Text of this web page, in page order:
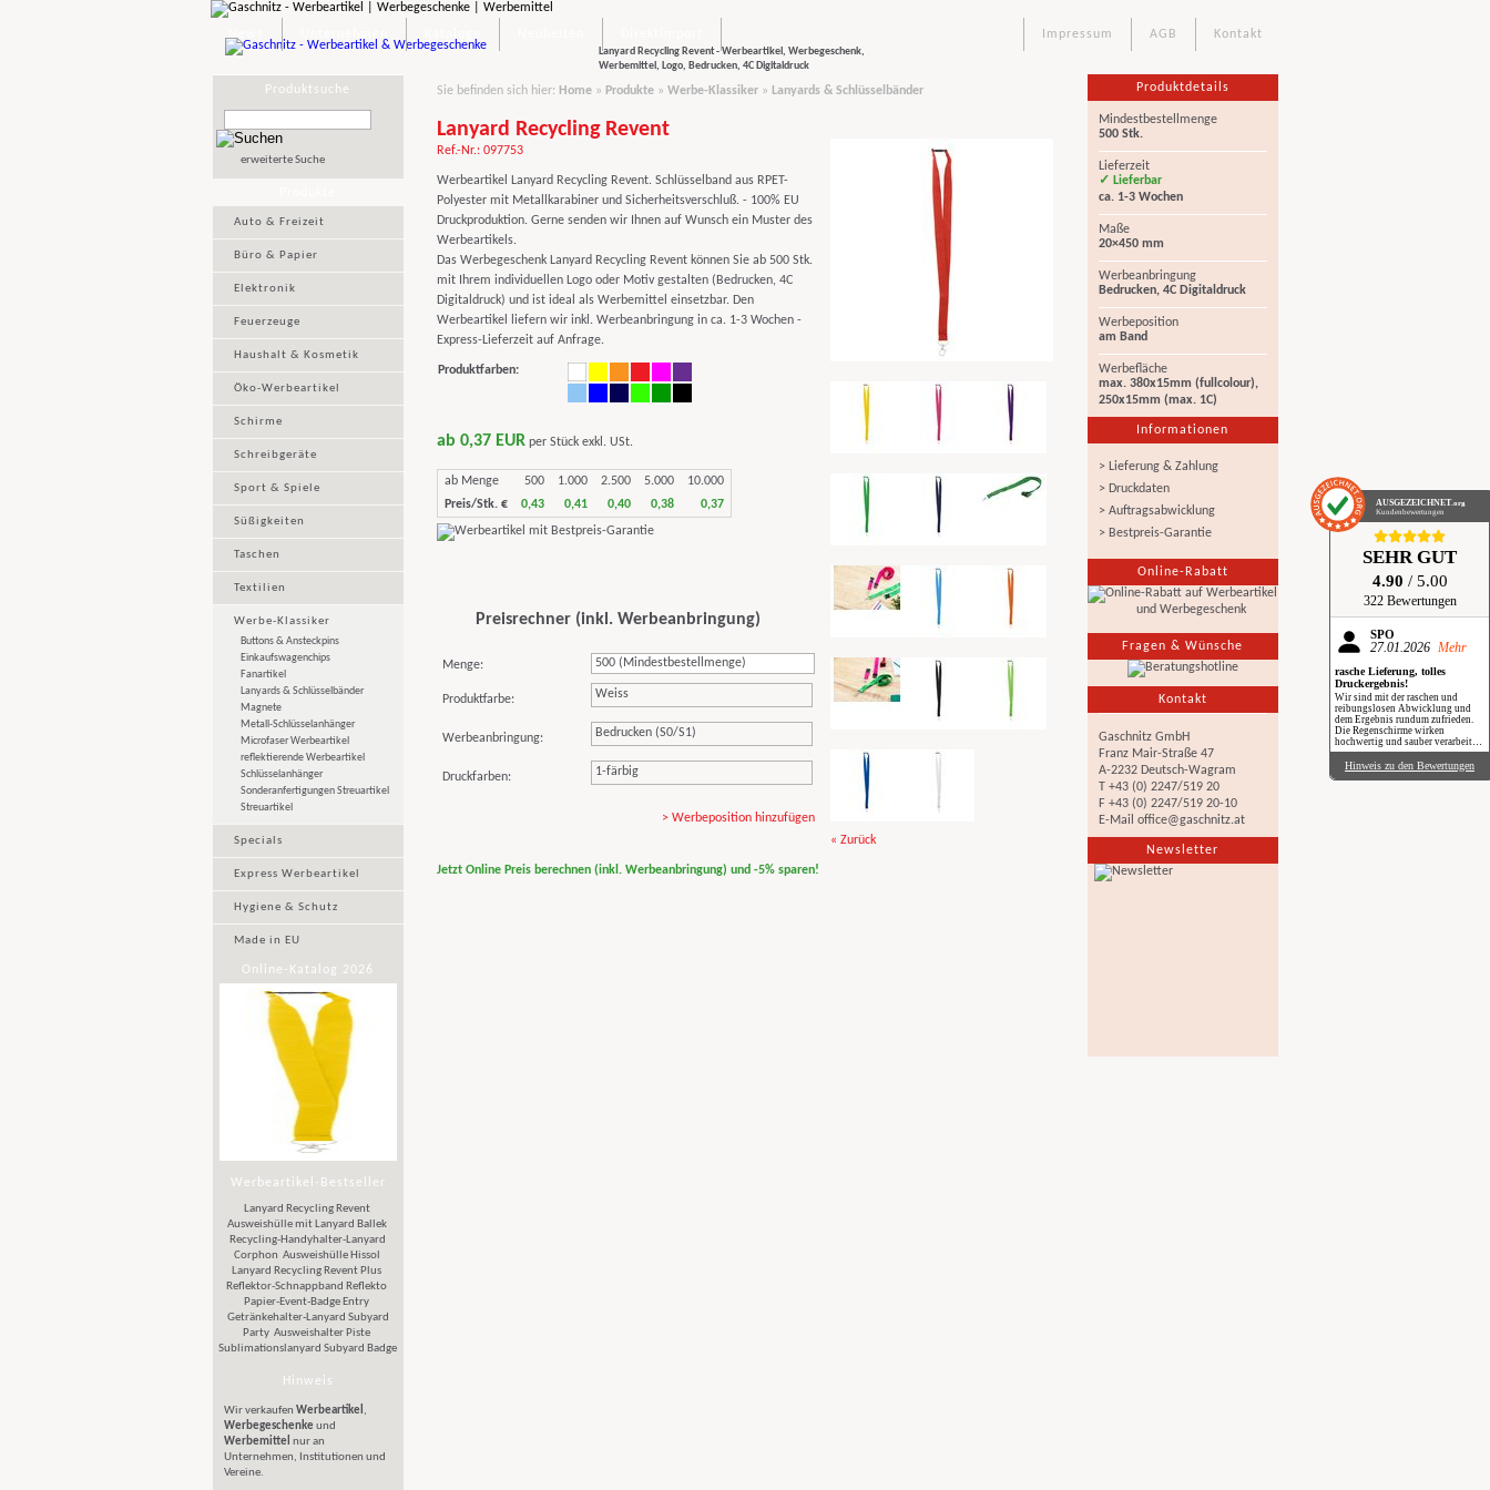
AUSGEZEICHNET.org
Kundenbewertungen
SEHR GUT
4.90 / 5.00
322 Bewertungen
SPÖ
27.01.2026 Mehr
rasche Lieferung, tolles
Druckergebnis!
Wir sind mit der raschen und
reibungslosen Abwicklung und
dem Ergebnis rundum zufrieden.
Die Regenschirme wirken
hochwertig und sauber verarbeitet.
Besonders positiv: Der Druck ist
gestochen scharf, farbintensiv und
auch bei genauerem Hinsehen sehr
Hinweis zu den Bewertungen
Lanyard Recycling Revent - Werbeartikel, Werbegeschenk,
Werbemittel, Logo, Bedrucken, 4C Digitaldruck
Kontakt
AGB
Impressum
Produktsuche
erweiterte Suche
Auto & Freizeit
Büro & Papier
Elektronik
Feuerzeuge
Haushalt & Kosmetik
Öko-Werbeartikel
Schirme
Schreibgeräte
Sport & Spiele
Süßigkeiten
Taschen
Textilien
Werbe-Klassiker
Buttons & Ansteckpins
Einkaufswagenchips
Fanartikel
Lanyards & Schlüsselbänder
Magnete
Metall-Schlüsselanhänger
Microfaser Werbeartikel
reflektierende Werbeartikel
Schlüsselanhänger
Sonderanfertigungen Streuartikel
Streuartikel
Specials
Express Werbeartikel
Hygiene & Schutz
Made in EU
Online-Katalog 2026
Werbeartikel-Bestseller
Lanyard Recycling Revent
Ausweishülle mit Lanyard Ballek
Recycling-Handyhalter-Lanyard
Corphon Ausweishülle Hissol
Lanyard Recycling Revent Plus
Reflektor-Schnappband Reflekto
Papier-Event-Badge Entry
Getränkehalter-Lanyard Subyard
Party Ausweishalter Piste
Sublimationslanyard Subyard Badge
Hinweis
Wir verkaufen Werbeartikel ,
Werbegeschenkeund
Werbemittel nur an
Unternehmen, Institutionen und
Vereine.
Sie befinden sich hier: Home» Produkte» Werbe-Klassiker» Lanyards & Schlüsselbänder
Lanyard Recycling Revent
Ref.-Nr.: 097753
Werbeartikel Lanyard Recycling Revent. Schlüsselband aus RPET-
Polyester mit Metallkarabiner und Sicherheitsverschluß. - 100% EU
Druckproduktion. Gerne senden wir Ihnen auf Wunsch ein Muster des
Werbeartikels.
Das Werbegeschenk Lanyard Recycling Revent können Sie ab 500 Stk.
mit Ihrem individuellen Logo oder Motiv gestalten (Bedrucken, 4C
Digitaldruck) und ist ideal als Werbemittel einsetzbar. Den
Werbeartikel liefern wir inkl. Werbeanbringung in ca. 1-3 Wochen -
Express-Lieferzeit auf Anfrage.
Produktfarben:
ab 0,37 EURper Stück exkl. USt.
ab Menge 500 1.000 2.500 5.000
10.000
Preis/Stk. €
0,43 0,41 0,40 0,38 0,37
Preisrechner (inkl. Werbeanbringung)
Menge:
Produktfarbe: Weiss
Werbeanbringung: Bedrucken (S0/S1)
Druckfarben: 1-färbig
> Werbeposition hinzufügen
Jetzt Online Preis berechnen (inkl. Werbeanbringung) und -5% sparen!
« Zurück
Produktdetails
Mindestbestellmenge
500 Stk.
Lieferzeit
✓ Lieferbar
ca. 1-3 Wochen
Maße
20×450 mm
Werbeanbringung
Bedrucken, 4C Digitaldruck
Werbeposition
am Band
Werbefläche
max. 380x15mm (fullcolour),
250x15mm (max. 1C)
Informationen
> Lieferung & Zahlung
> Druckdaten
> Auftragsabwicklung
> Bestpreis-Garantie
Online-Rabatt
Fragen & Wünsche
Kontakt
Gaschnitz GmbH
Franz Mair-Straße 47
A-2232 Deutsch-Wagram
T +43 (0) 2247/519 20
F +43 (0) 2247/519 20-10
E-Mail office@gaschnitz.at
Newsletter